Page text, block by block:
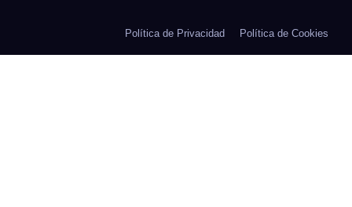
Política de Privacidad Política de Cookies